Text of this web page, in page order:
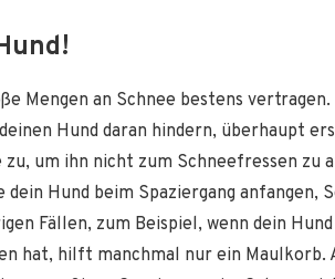
Mengen an Schnee bestens
Hund daran hindern, überhaupt
um ihn nicht zum Schneefressen zu
Hund beim Spaziergang anfangen,
Fällen, zum Beispiel, wenn dein
hat, hilft manchmal nur ein Maulkorb.